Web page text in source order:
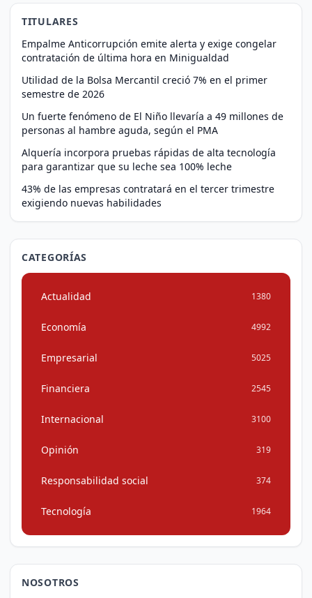
TITULARES
Empalme Anticorrupción emite alerta y exige congelar
contratación de última hora en Minigualdad
Utilidad de la Bolsa Mercantil creció 7% en el primer
semestre de 2026
Un fuerte fenómeno de El Niño llevaría a 49 millones de
personas al hambre aguda, según el PMA
Alquería incorpora pruebas rápidas de alta tecnología
para garantizar que su leche sea 100% leche
43% de las empresas contratará en el tercer trimestre
exigiendo nuevas habilidades
CATEGORÍAS
Actualidad 1380
Economía 4992
Empresarial 5025
Financiera 2545
Internacional 3100
Opinión 319
Responsabilidad social 374
Tecnología 1964
NOSOTROS